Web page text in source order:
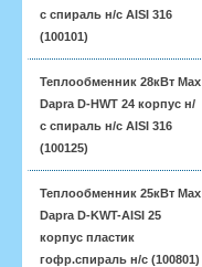
с спираль н/с AISI 316
(100101)
Теплообменник 28кВт Max
Dapra D-HWT 24 корпус н/
с спираль н/с AISI 316
(100125)
Теплообменник 25кВт Max
Dapra D-KWT-AISI 25
корпус пластик
гофр.спираль н/с (100801)